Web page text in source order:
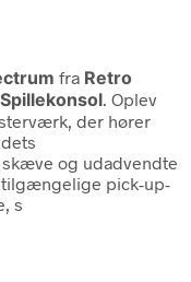
fra Retro
Spillekonsol. Oplev
der hører
og udadvendte
pick-up-
s